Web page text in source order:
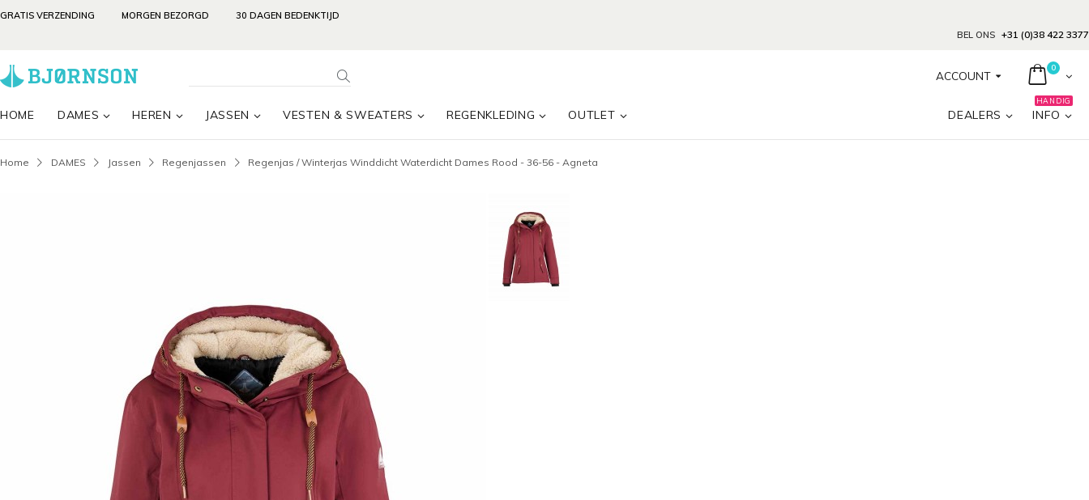
GRATIS VERZENDING MORGEN BEZORGD
30 DAGEN BEDENKTIJD
BEL ONS +31 (0)38 422 3377
ACCOUNT
0
HOME DAMES HEREN JASSEN VESTEN & SWEATERS REGENKLEDING OUTLET INFO
HANDIG
DEALERS
Home DAMES Jassen Regenjassen Regenjas / Winterjas Winddicht Waterdicht Dames Rood - 36-56 - Agneta